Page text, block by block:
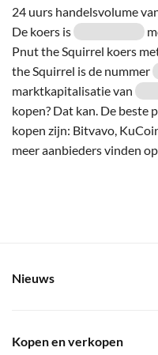
24 uurs handelsvolume
De koers is
Pnut the Squirrel koers
the Squirrel is de nummer
marktkapitalisatie van
kopen? Dat kan. De beste
kopen zijn: Bitvavo,
meer aanbieders vinden
Nieuws
Kopen en verkopen